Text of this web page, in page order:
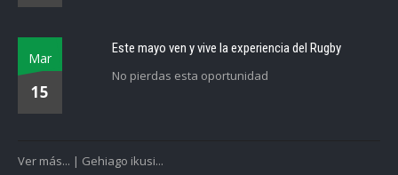
Mar
15
Este mayo ven y vive la experiencia del Rugby
No pierdas esta oportunidad
Ver más... | Gehiago ikusi...